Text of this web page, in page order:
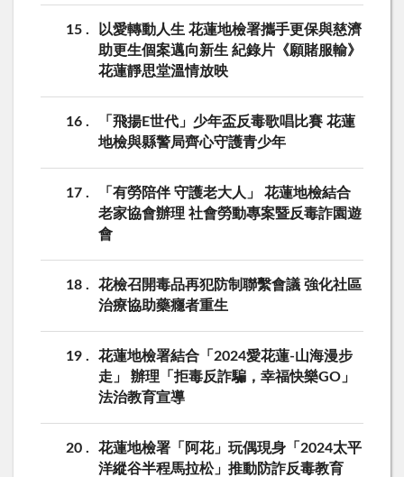
15
以愛轉動人生 花蓮地檢署攜手更保與慈濟
助更生個案邁向新生 紀錄片《願賭服輸》
花蓮靜思堂溫情放映
16
「飛揚E世代」少年盃反毒歌唱比賽 花蓮
地檢與縣警局齊心守護青少年
17
「有勞陪伴 守護老大人」 花蓮地檢結合
老家協會辦理 社會勞動專案暨反毒詐園遊
會
18
花檢召開毒品再犯防制聯繫會議 強化社區
治療協助藥癮者重生
19
花蓮地檢署結合「2024愛花蓮-山海漫步
走」 辦理「拒毒反詐騙，幸福快樂GO」
法治教育宣導
20
花蓮地檢署「阿花」玩偶現身「2024太平
洋縱谷半程馬拉松」推動防詐反毒教育